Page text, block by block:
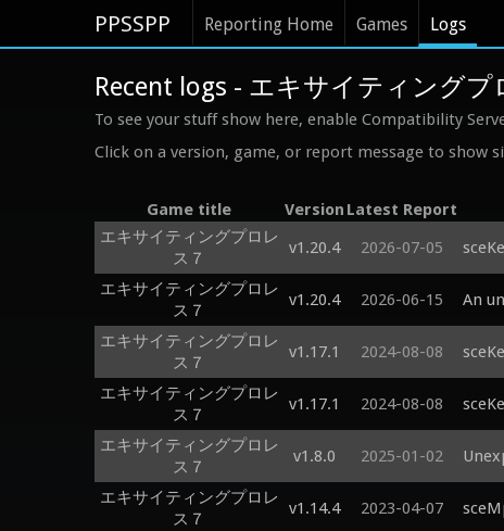
PPSSPP Reporting Home Games Logs
Recent logs - エキサイティングプ
To see your stuff show here, enable Compatibility
Click on a version, game, or report message to show
Game title Version Latest Report
エキサイティングプロレ
ス７
v1.20.4 2026-07-05
エキサイティングプロレ
ス７
v1.20.4 2026-06-15 An
エキサイティングプロレ
ス７
v1.17.1 2024-08-08
エキサイティングプロレ
ス７
v1.17.1 2024-08-08
エキサイティングプロレ
ス７
v1.8.0 2025-01-02
エキサイティングプロレ
ス７
v1.14.4 2023-04-07